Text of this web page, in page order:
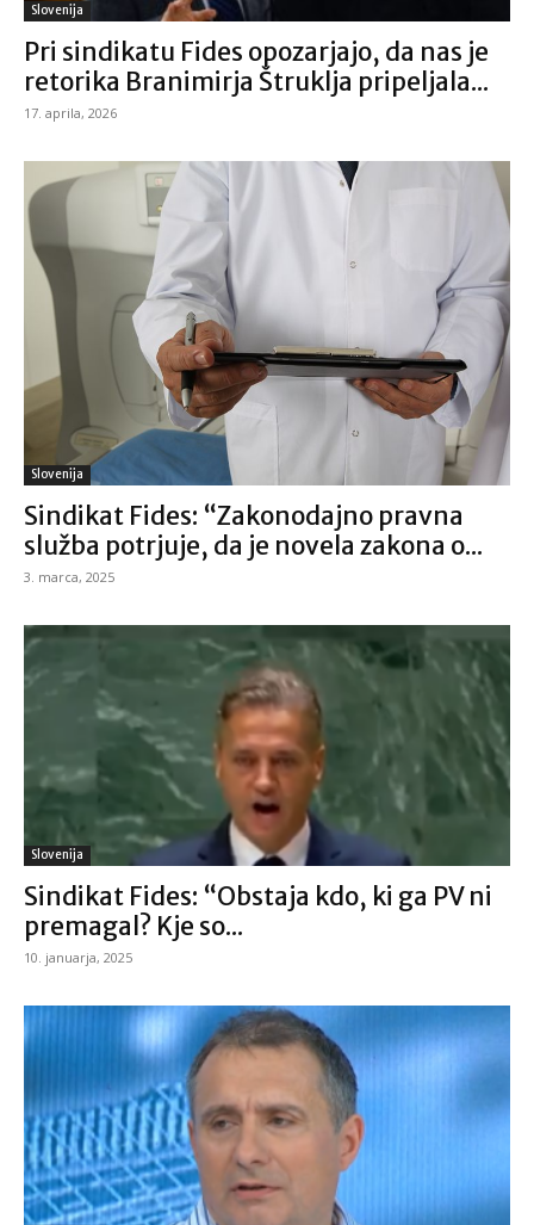
Slovenija
Pri sindikatu Fides opozarjajo, da nas je
retorika Branimirja Štruklja pripeljala...
17. aprila, 2026
Slovenija
Sindikat Fides: “Zakonodajno pravna
služba potrjuje, da je novela zakona o...
3. marca, 2025
Slovenija
Sindikat Fides: “Obstaja kdo, ki ga PV ni
premagal? Kje so...
10. januarja, 2025